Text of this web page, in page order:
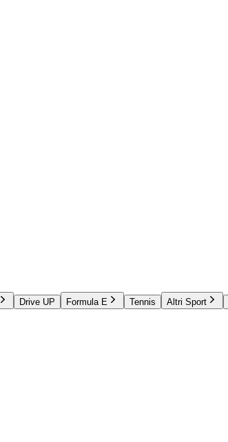
Drive UP Formula E Tennis Altri Sport